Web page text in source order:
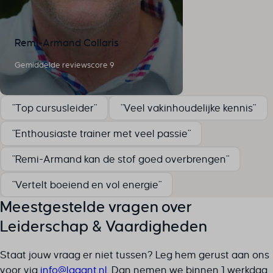
Remi-Armand Collaris
Gemiddelde reviewscore 9
"Top cursusleider" "Veel vakinhoudelijke kennis"
"Enthousiaste trainer met veel passie"
"Remi-Armand kan de stof goed overbrengen"
"Vertelt boeiend en vol energie"
Meestgestelde vragen over
Leiderschap & Vaardigheden
Staat jouw vraag er niet tussen? Leg hem gerust aan ons
voor via ln.tnagal@ofni . Dan nemen we binnen 1 werkdag
cookieyesID
csmm_menu
ext_name
hsoffset_*
li_adsId
li_fat_id
MicrosoftApplicationsTelemetryDeviceId
perf_*
ph_*_posthog
SLO_GWPT_Show_Hide_tmp
SLO_wptGlobTipTmp
ssm_au_c